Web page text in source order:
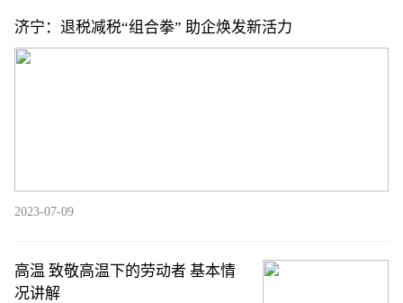
济宁：退税减税“组合拳” 助企焕发新活力
2023-07-09
高温 致敬高温下的劳动者 基本情
况讲解